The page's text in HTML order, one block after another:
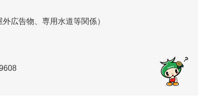
広告物、専用水道等関係）